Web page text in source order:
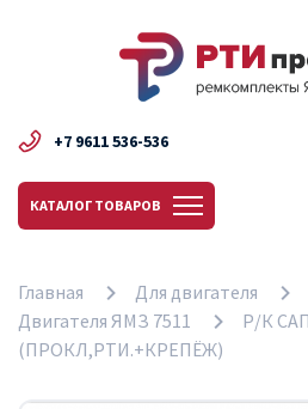
+7 9611 536-536
КАТАЛОГ ТОВАРОВ
Главная Для двигателя
Двигателя ЯМЗ 7511
Р/К
(ПРОКЛ,РТИ.+КРЕПЁЖ)